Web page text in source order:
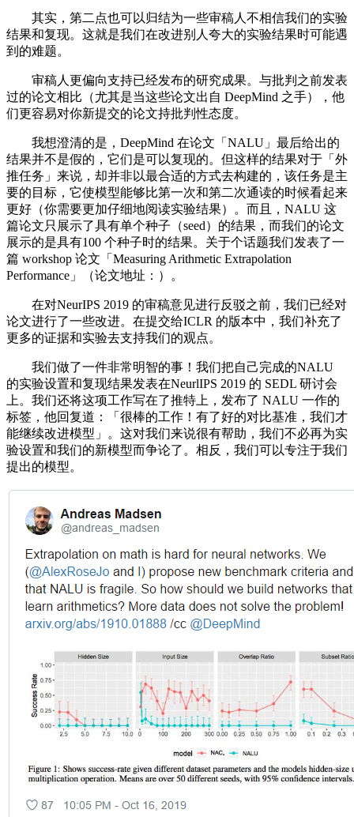
其实，第二点也可以归结为一些审稿人不相信我们的实验
结果和复现。这就是我们在改进别人夸大的实验结果时可能遇
到的难题。
审稿人更偏向支持已经发布的研究成果。与批判之前发表
过的论文相比（尤其是当这些论文出自 DeepMind 之手），他
们更容易对你新提交的论文持批判性态度。
我想澄清的是，DeepMind 在论文「NALU」最后给出的
结果并不是假的，它们是可以复现的。但这样的结果对于「外
推任务」来说，却并非以最合适的方式去构建的，该任务是主
要的目标，它使模型能够比第一次和第二次通读的时候看起来
更好（你需要更加仔细地阅读实验结果）。而且，NALU 这
篇论文只展示了具有单个种子（seed）的结果，而我们的论文
展示的是具有100 个种子时的结果。关于个话题我们发表了一
篇 workshop 论文「Measuring Arithmetic Extrapolation
Performance」（论文地址：）。
在对NeurIPS 2019 的审稿意见进行反驳之前，我们已经对
论文进行了一些改进。在提交给ICLR 的版本中，我们补充了
更多的证据和实验去支持我们的观点。
我们做了一件非常明智的事！我们把自己完成的NALU
的实验设置和复现结果发表在NeurlIPS 2019 的 SEDL 研讨会
上。我们还将这项工作写在了推特上，发布了 NALU 一作的
标签，他回复道：「很棒的工作！有了好的对比基准，我们才
能继续改进模型」。这对我们来说很有帮助，我们不必再为实
验设置和我们的新模型而争论了。相反，我们可以专注于我们
提出的模型。